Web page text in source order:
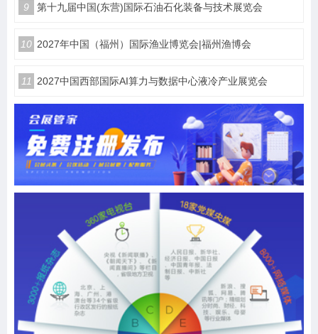
9 第十九届中国(东营)国际石油石化装备与技术展览会
10 2027年中国（福州）国际渔业博览会|福州渔博会
11 2027中国西部国际AI算力与数据中心液冷产业展览会